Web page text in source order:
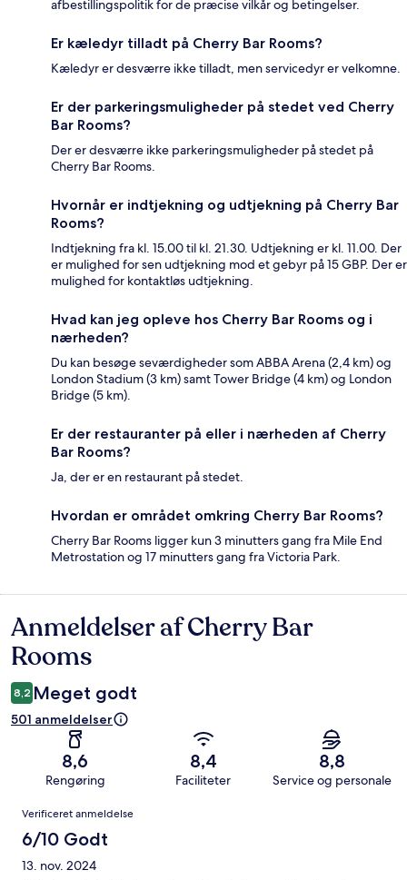
afbestillingspolitik for de præcise vilkår og betingelser.
Er kæledyr tilladt på Cherry Bar Rooms?
Kæledyr er desværre ikke tilladt, men servicedyr er velkomne.
Er der parkeringsmuligheder på stedet ved Cherry
Bar Rooms?
Der er desværre ikke parkeringsmuligheder på stedet på
Cherry Bar Rooms.
Hvornår er indtjekning og udtjekning på Cherry Bar
Rooms?
Indtjekning fra kl. 15.00 til kl. 21.30. Udtjekning er kl. 11.00. Der
er mulighed for sen udtjekning mod et gebyr på 15 GBP. Der er
mulighed for kontaktløs udtjekning.
Hvad kan jeg opleve hos Cherry Bar Rooms og i
nærheden?
Du kan besøge seværdigheder som ABBA Arena (2,4 km) og
London Stadium (3 km) samt Tower Bridge (4 km) og London
Bridge (5 km).
Er der restauranter på eller i nærheden af Cherry
Bar Rooms?
Ja, der er en restaurant på stedet.
Hvordan er området omkring Cherry Bar Rooms?
Cherry Bar Rooms ligger kun 3 minutters gang fra Mile End
Metrostation og 17 minutters gang fra Victoria Park.
Anmeldelser
Anmeldelser af Cherry Bar
Rooms
8,2 Meget godt
501 anmeldelser
8,6
Rengøring
8,4
Faciliteter
8,8
Service og personale
Anmeldelser
Verificeret anmeldelse
6/10 Godt
13. nov. 2024